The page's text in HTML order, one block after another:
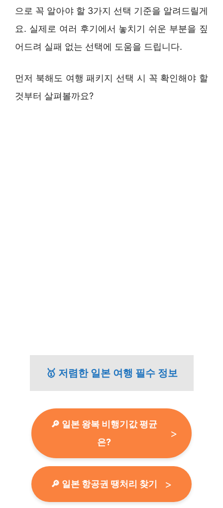
으로 꼭 알아야 할 3가지 선택 기준을 알려드릴게
요. 실제로 여러 후기에서 놓치기 쉬운 부분을 짚
어드려 실패 없는 선택에 도움을 드립니다.
먼저 북해도 여행 패키지 선택 시 꼭 확인해야 할
것부터 살펴볼까요?
🥇 저렴한 일본 여행 필수 정보
🔎 일본 왕복 비행기값 평균
은?
🔎 일본 항공권 땡처리 찾기